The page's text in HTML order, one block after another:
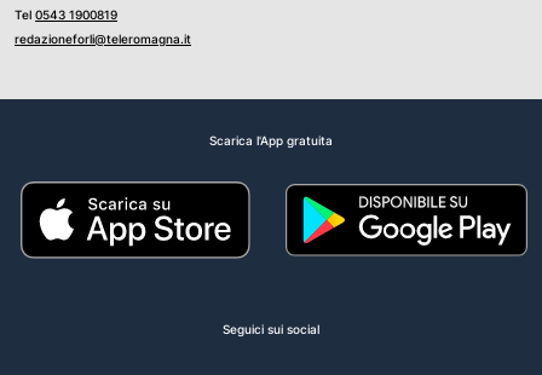
Tel 0543 1900819
redazioneforli@teleromagna.it
Scarica l'App gratuita
Seguici sui social